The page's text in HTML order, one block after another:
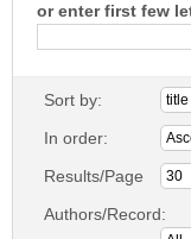
or enter first few
Sort by:
In order:
Results/Page
Authors/Record: